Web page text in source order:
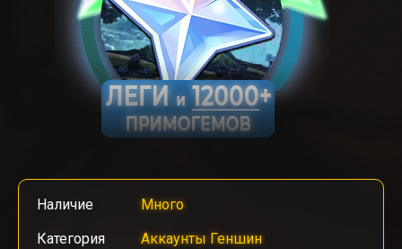
Наличие
Много
Категория
Аккаунты Геншин